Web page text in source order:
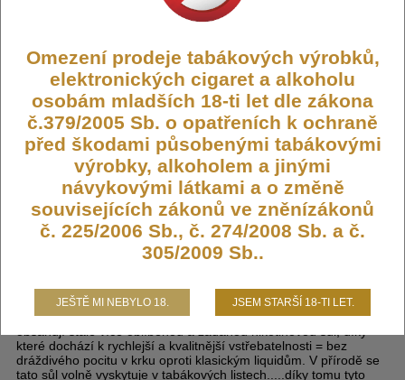
235,- KČ
DO KOŠÍKU
Liquid Drifter Bar Salts Pineapple
Peach Mango 10ml - 20mg
výrobou liquidů, a díky tomu jejich liquidy Salt patří mezi ty
nejlepší liquidy s nikotinovou solí na současném trhu. Liquidy
SALT se od běžných liquidů odlišují tím, že mají nižší PH a
obsahují stále více oblíbenou a žádanou nikotinovou sůl, díky
které dochází k rychlejší a kvalitnější vstřebatelnosti = bez
dráždivého pocitu v krku oproti klasickým liquidům. V přírodě se
tato sůl volně vyskytuje v tabákových listech.....díky tomu tyto
Omezení prodeje tabákových výrobků,
elektronických cigaret a alkoholu
osobám mladších 18-ti let dle zákona
č.379/2005 Sb. o opatřeních k ochraně
před škodami působenými tabákovými
výrobky, alkoholem a jinými
návykovými látkami a o změně
souvisejících zákonů ve zněnízákonů
č. 225/2006 Sb., č. 274/2008 Sb. a č.
305/2009 Sb..
JEŠTĚ MI NEBYLO 18. JSEM STARŠÍ 18-TI LET.